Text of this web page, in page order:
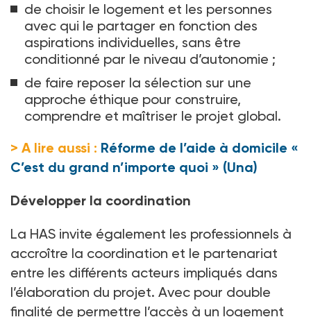
de choisir le logement et les personnes
avec qui le partager en fonction des
aspirations individuelles, sans être
conditionné par le niveau d’autonomie ;
de faire reposer la sélection sur une
approche éthique pour construire,
comprendre et maîtriser le projet global.
> A lire aussi : Réforme de l’aide à domicile «
C’est du grand n’importe quoi » (Una)
Développer la coordination
La HAS invite également les professionnels à
accroître la coordination et le partenariat
entre les différents acteurs impliqués dans
l’élaboration du projet. Avec pour double
finalité de permettre l’accès à un logement